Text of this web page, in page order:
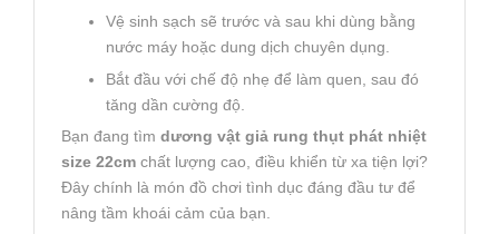
Vệ sinh sạch sẽ trước và sau khi dùng bằng
nước máy hoặc dung dịch chuyên dụng.
Bắt đầu với chế độ nhẹ để làm quen, sau đó
tăng dần cường độ.
Bạn đang tìm dương vật giả rung thụt phát nhiệt
size 22cm chất lượng cao, điều khiển từ xa tiện lợi?
Đây chính là món đồ chơi tình dục đáng đầu tư để
nâng tầm khoái cảm của bạn.